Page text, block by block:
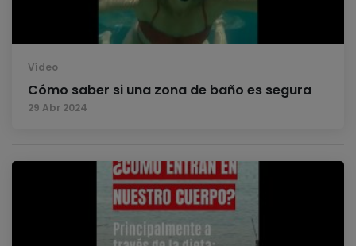
Vídeo
Cómo saber si una zona de baño es segura
29 Abr 2024